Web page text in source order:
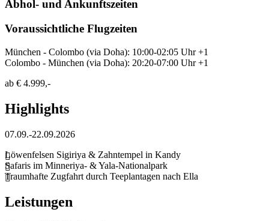
Abhol- und Ankunftszeiten
Voraussichtliche Flugzeiten
München - Colombo (via Doha): 10:00-02:05 Uhr +1
Colombo - München (via Doha): 20:20-07:00 Uhr +1
ab € 4.999,-
Highlights
07.09.-22.09.2026
Löwenfelsen Sigiriya & Zahntempel in Kandy
Safaris im Minneriya- & Yala-Nationalpark
Traumhafte Zugfahrt durch Teeplantagen nach Ella
Leistungen